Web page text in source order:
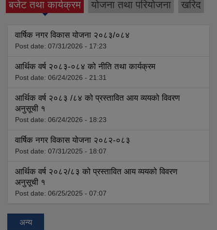
बजेट तथा कार्यक्रम
(active tab) योजना तथा परियोजना खरिद
वार्षिक नगर विकास योजना २०८३/०८४
Post date: 07/31/2026 - 17:23
आर्थिक वर्ष २०८३-०८४ को नीति तथा कार्यक्रम
Post date: 06/24/2026 - 21:31
आर्थिक वर्ष २०८३ /८४ को प्रस्तावित आय व्ययको विवरण
अनुसूची १
Post date: 06/24/2026 - 18:23
वार्षिक नगर विकास योजना २०८२-०८३
Post date: 07/31/2025 - 18:07
आर्थिक वर्ष २०८२/८३ को प्रस्तावित आय व्ययको विवरण
अनुसूची १
Post date: 06/25/2025 - 07:07
अन्य